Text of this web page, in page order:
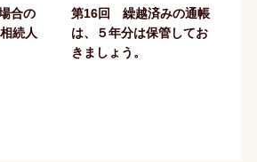
合の
続人
第16回 繰越済みの通帳
は、５年分は保管してお
きましょう。